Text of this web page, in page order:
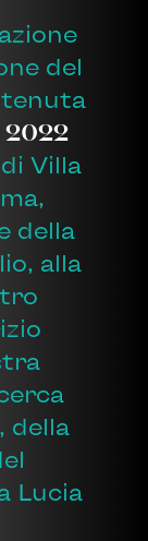
del
tenuta
2022
Villa
della
alla
della
Lucia